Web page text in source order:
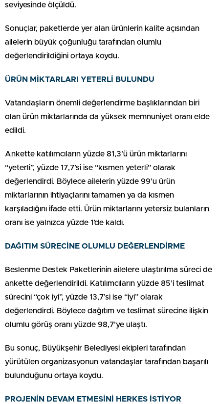
seviyesinde ölçüldü.
Sonuçlar, paketlerde yer alan ürünlerin kalite açısından
ailelerin büyük çoğunluğu tarafından olumlu
değerlendirildiğini ortaya koydu.
ÜRÜN MİKTARLARI YETERLİ BULUNDU
Vatandaşların önemli değerlendirme başlıklarından biri
olan ürün miktarlarında da yüksek memnuniyet oranı elde
edildi.
Ankette katılımcıların yüzde 81,3’ü ürün miktarlarını
“yeterli”, yüzde 17,7’si ise “kısmen yeterli” olarak
değerlendirdi. Böylece ailelerin yüzde 99’u ürün
miktarlarının ihtiyaçlarını tamamen ya da kısmen
karşıladığını ifade etti. Ürün miktarlarını yetersiz bulanların
oranı ise yalnızca yüzde 1’de kaldı.
DAĞITIM SÜRECİNE OLUMLU DEĞERLENDİRME
Beslenme Destek Paketlerinin ailelere ulaştırılma süreci de
ankette değerlendirildi. Katılımcıların yüzde 85’i teslimat
sürecini “çok iyi”, yüzde 13,7’si ise “iyi” olarak
değerlendirdi. Böylece dağıtım ve teslimat sürecine ilişkin
olumlu görüş oranı yüzde 98,7’ye ulaştı.
Bu sonuç, Büyükşehir Belediyesi ekipleri tarafından
yürütülen organizasyonun vatandaşlar tarafından başarılı
bulunduğunu ortaya koydu.
PROJENİN DEVAM ETMESİNİ HERKES İSTİYOR